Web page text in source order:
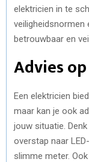
elektricien in te
betrouwbaar en
Advies
Een elektricien
maar kan je ook
jouw situatie.
overstap naar
slimme meter.